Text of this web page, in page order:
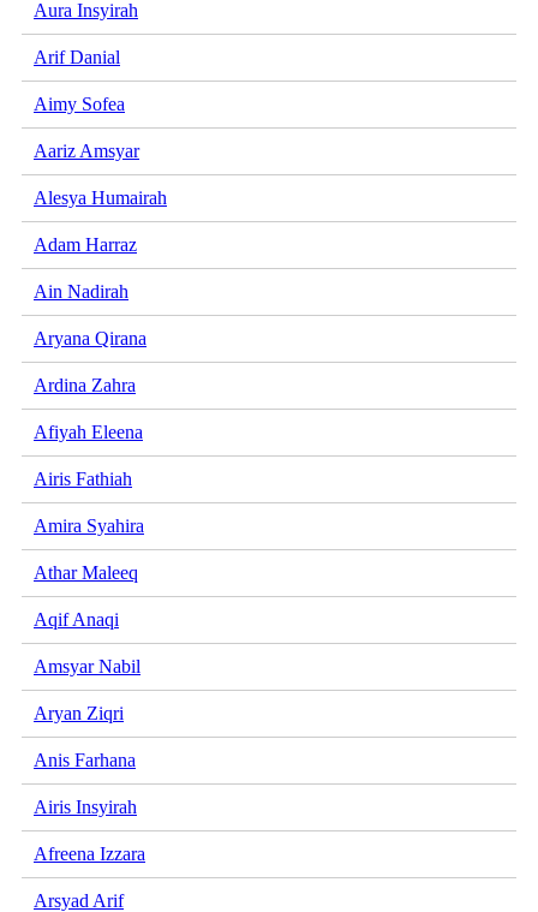
Aura Insyirah
Arif Danial
Aimy Sofea
Aariz Amsyar
Alesya Humairah
Adam Harraz
Ain Nadirah
Aryana Qirana
Ardina Zahra
Afiyah Eleena
Airis Fathiah
Amira Syahira
Athar Maleeq
Aqif Anaqi
Amsyar Nabil
Aryan Ziqri
Anis Farhana
Airis Insyirah
Afreena Izzara
Arsyad Arif